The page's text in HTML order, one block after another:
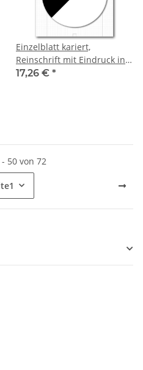
Einzelblatt kariert,
Reinschrift mit Eindruck in
S/W, 1 Pack zu 100 Blatt
17,26 € *
50 von 72
1